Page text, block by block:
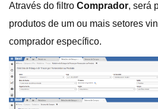
Através do filtro Comprador, será
produtos de um ou mais setores
comprador específico.